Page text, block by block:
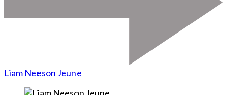
Liam Neeson Jeune